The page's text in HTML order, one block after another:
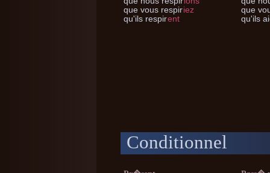
que vous respiriez
qu'ils respirent
que
qu'ils
Conditionnel